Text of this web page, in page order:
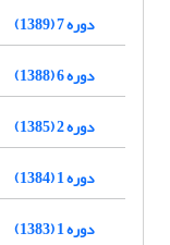
دوره 7 (1389)
دوره 6 (1388)
دوره 2 (1385)
دوره 1 (1384)
دوره 1 (1383)